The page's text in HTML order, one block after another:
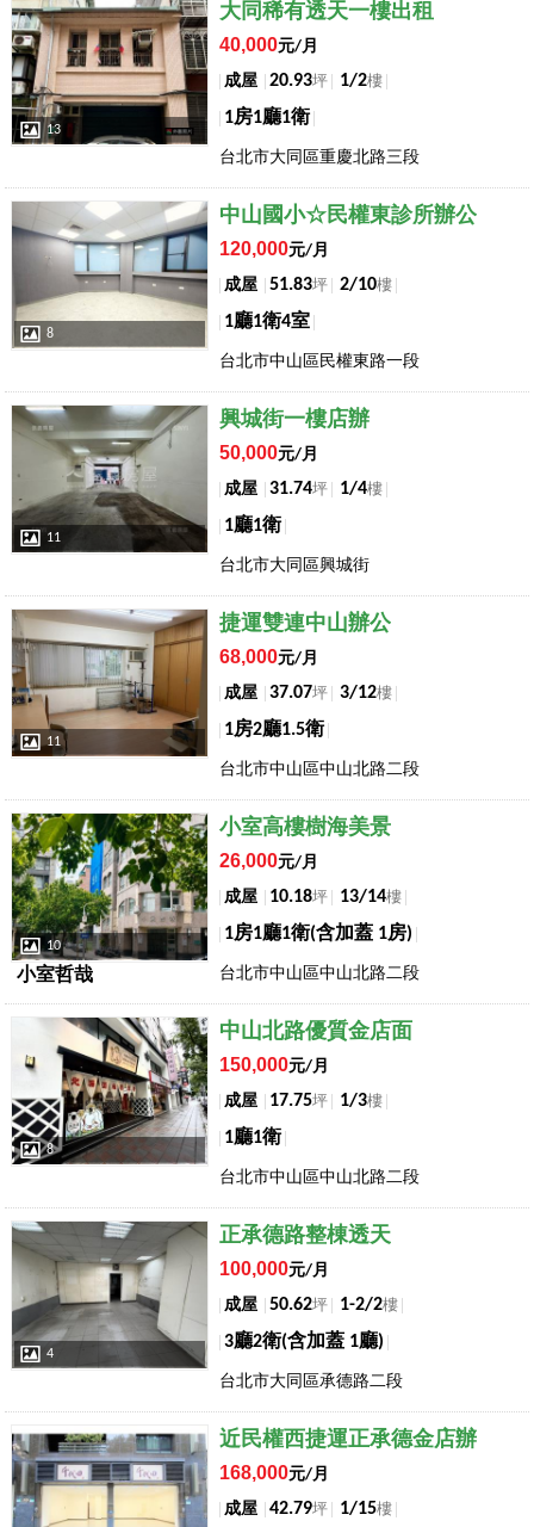
店長推薦
13
大同稀有透天一樓出租
40,000元/月
成屋
20.93坪 1/2樓
1房1廳1衛
台北市大同區重慶北路三段
8
中山國小☆民權東診所辦公
120,000元/月
成屋
51.83坪 2/10樓
1廳1衛4室
台北市中山區民權東路一段
店長推薦
11
興城街一樓店辦
50,000元/月
成屋
31.74坪 1/4樓
1廳1衛
台北市大同區興城街
店長推薦
11
捷運雙連中山辦公
68,000元/月
成屋
37.07坪 3/12樓
1房2廳1.5衛
台北市中山區中山北路二段
店長推薦
10
小室哲哉
小室高樓樹海美景
26,000元/月
成屋
10.18坪 13/14樓
1房1廳1衛(含加蓋 1房)
台北市中山區中山北路二段
店長推薦
8
中山北路優質金店面
150,000元/月
成屋
17.75坪 1/3樓
1廳1衛
台北市中山區中山北路二段
店長推薦
4
正承德路整棟透天
100,000元/月
成屋
50.62坪 1-2/2樓
3廳2衛(含加蓋 1廳)
台北市大同區承德路二段
店長推薦 近民權西捷運正承德金店辦
168,000元/月
成屋
42.79坪 1/15樓